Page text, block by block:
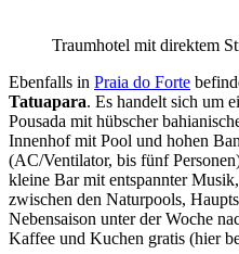
Traumhotel mit direktem
Ebenfalls in Praia do Forte
Tatuapara. Es handelt sich um
Pousada mit hübscher
Innenhof mit Pool und hohen
(AC/Ventilator, bis fünf
kleine Bar mit entspannter
zwischen den Naturpools,
Nebensaison unter der Woche
Kaffee und Kuchen gratis (hier